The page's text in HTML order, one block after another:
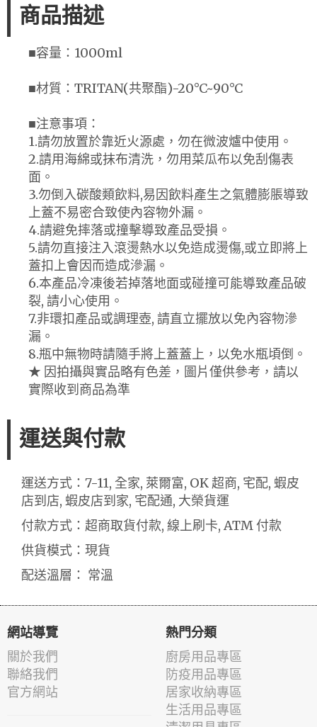
商品描述
■容量：1000ml
■材質：TRITAN(共聚酯)-20°C~90°C
■注意事項：
1.請勿放置於靠近火源處，勿在微波爐中使用。
2.請用海綿或抹布清洗，勿用菜瓜布以免刮傷表
面。
3.勿倒入碳酸類飲料,易因飲料產生之氣體膨脹導致
上蓋不易密合致使內容物外漏。
4.請避免摔落或撞擊導致產品受損。
5.請勿直接注入滾燙熱水以免造成燙傷,或立即將上
蓋扣上會因而造成滲漏。
6.本產品冷凍後若掉落地面或碰撞可能導致產品破
裂, 請小心使用。
7.非環扣產品或調理壺, 請直立擺放以免內容物滲
漏。
8.瓶中無物時請隨手將上蓋蓋上，以免水瓶頃倒。
★ 因拍攝與實品略有色差，圖片僅供參考，請以
實際收到商品為準
運送與付款
運送方式：7-11, 全家, 萊爾富, OK 超商, 宅配, 蝦皮
店到店, 蝦皮店到家, 宅配通, 大榮貨運
付款方式：超商取貨付款, 線上刷卡, ATM 付款
供貨模式：現貨
配送溫層： 常溫
網站導覽
關於我們
聯絡我們
官方網站
熱門分類
廚房用品專區
防疫用品專區
居家收納專區
生活用品專區